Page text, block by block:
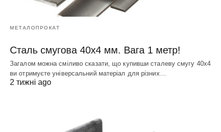
МЕТАЛОПРОКАТ
Сталь смугова 40х4 мм. Вага 1 метр!
Загалом можна сміливо сказати, що купивши сталеву смугу 40х4
ви отримуєте універсальний матеріал для різних…
2 тижні ago